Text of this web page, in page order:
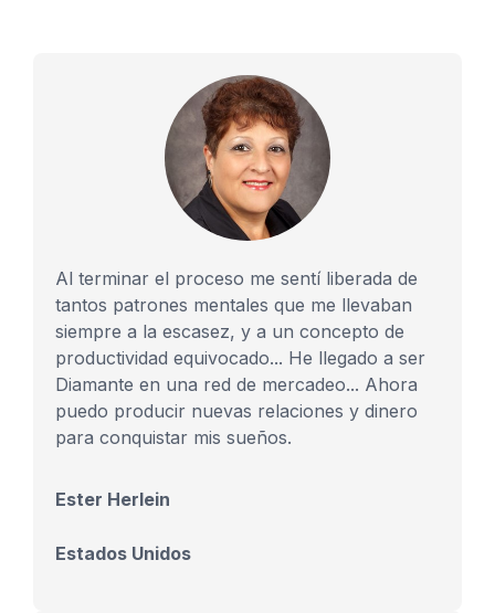
Al terminar el proceso me sentí liberada de
tantos patrones mentales que me llevaban
siempre a la escasez, y a un concepto de
productividad equivocado... He llegado a ser
Diamante en una red de mercadeo... Ahora
puedo producir nuevas relaciones y dinero
para conquistar mis sueños.
Ester Herlein
Estados Unidos